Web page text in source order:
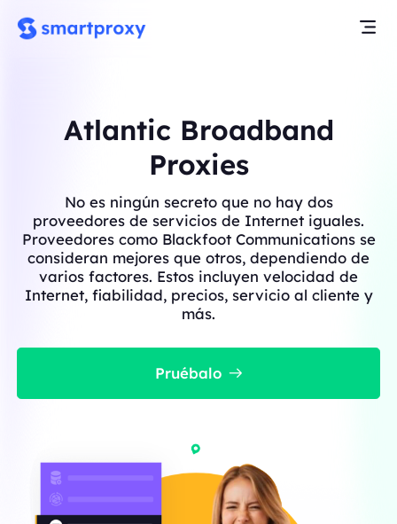
Atlantic Broadband
Proxies
No es ningún secreto que no hay dos
proveedores de servicios de Internet iguales.
Proveedores como Blackfoot Communications se
consideran mejores que otros, dependiendo de
varios factores. Estos incluyen velocidad de
Internet, fiabilidad, precios, servicio al cliente y
más.
Pruébalo